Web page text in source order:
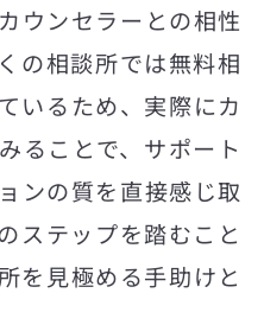
ウンセラーとの相性
の相談所では無料相
いるため、実際にカ
ることで、サポート
ンの質を直接感じ取
ステップを踏むこと
を見極める手助けと